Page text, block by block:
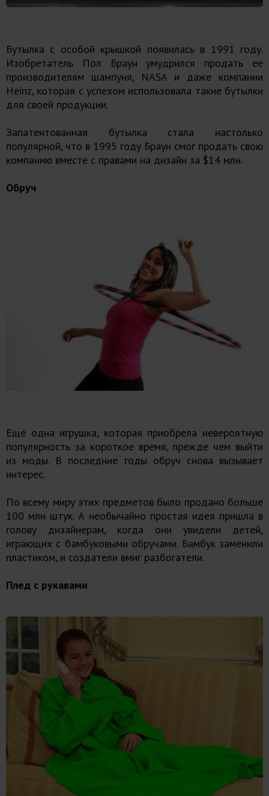
Бутылка с особой крышкой появилась в 1991 году.
Изобретатель Пол Браун умудрился продать ее
производителям шампуня, NASA и даже компании
Heinz, которая с успехом использовала такие бутылки
для своей продукции.
Запатентованная бутылка стала настолько
популярной, что в 1995 году Браун смог продать свою
компанию вместе с правами на дизайн за $14 млн.
Обруч
Еще одна игрушка, которая приобрела невероятную
популярность за короткое время, прежде чем выйти
из моды. В последние годы обруч снова вызывает
интерес.
По всему миру этих предметов было продано больше
100 млн штук. А необычайно простая идея пришла в
голову дизайнерам, когда они увидели детей,
играющих с бамбуковыми обручами. Бамбук заменили
пластиком, и создатели вмиг разбогатели.
Плед с рукавами